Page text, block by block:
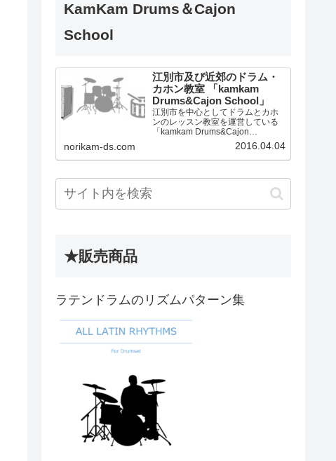
KamKam Drums＆Cajon
School
江別市及び近郊のドラム・
カホン教室 「kamkam
Drums&Cajon School」
江別市を中心としてドラムとカホ
ンのレッスン教室を運営している
「kamkam Drums&Cajon
norikam-ds.com 2016.04.04
★販売商品
ラテンドラムのリズムパターン集